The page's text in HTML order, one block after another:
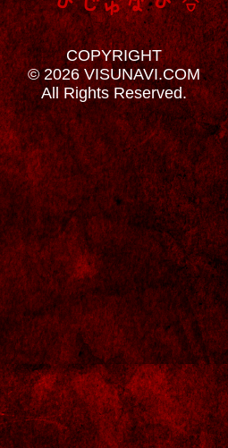
COPYRIGHT
© 2026 VISUNAVI.COM
All Rights Reserved.